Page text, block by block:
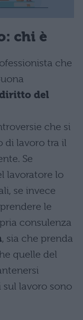
chi è
che
del
che si
di lavoro tra il
Se
lavoratore lo
se invece
le
consulenza
, sia che prenda
quelle del
lavoro sono